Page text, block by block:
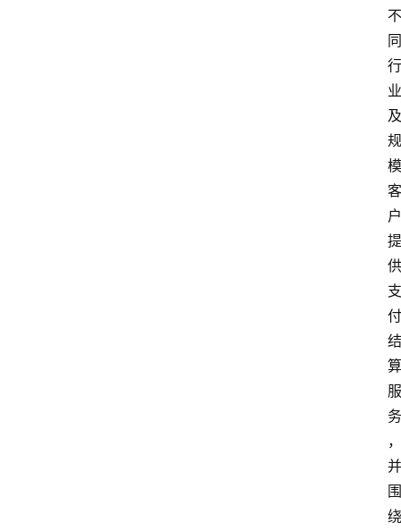
不
同
行
业
及
规
模
客
户
提
供
支
付
结
算
服
务
，
并
围
绕